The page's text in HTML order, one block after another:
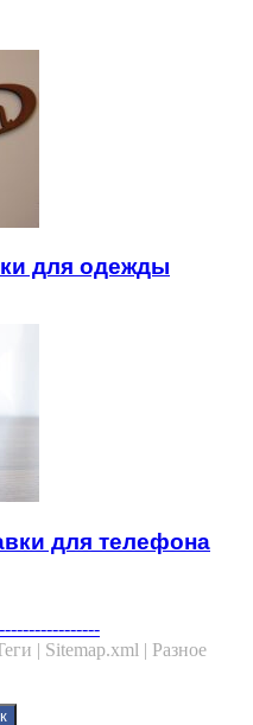
для одежды
для телефона
| Sitemap.xml | Разное